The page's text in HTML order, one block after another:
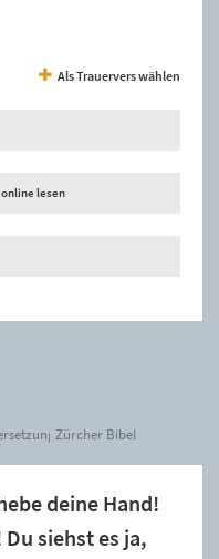
Als Trauervers wählen
online lesen
Zürcher Bibel
deine Hand!
siehst es ja,